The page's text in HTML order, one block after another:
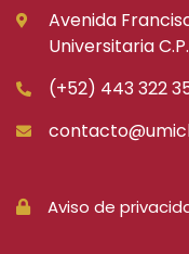
Avenida
Universitaria
(+52) 443 322
Aviso de